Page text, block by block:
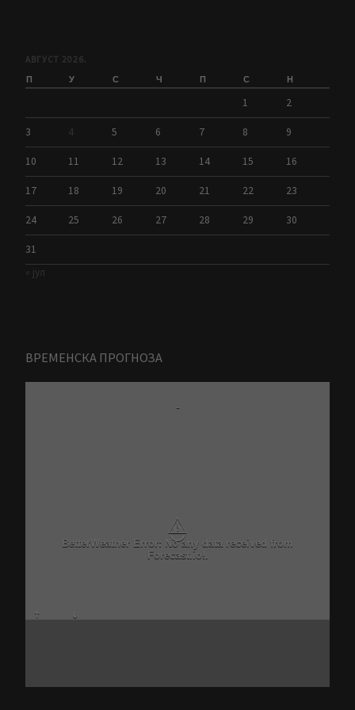
АВГУСТ 2026.
П У С Ч П С Н
1 2
3 4 5 6 7 8 9
10 11 12 13 14 15 16
17 18 19 20 21 22 23
24 25 26 27 28 29 30
31
« јул
ВРЕМЕНСКА ПРОГНОЗА
-
⚠
BetterWeather Error: No any data received from
Forecast.io!.